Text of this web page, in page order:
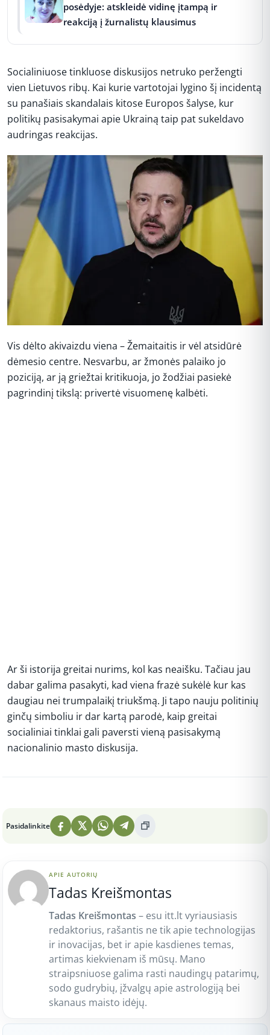
posėdyje: atskleidė vidinę įtampą ir
reakciją į žurnalistų klausimus
Socialiniuose tinkluose diskusijos netruko peržengti
vien Lietuvos ribų. Kai kurie vartotojai lygino šį incidentą
su panašiais skandalais kitose Europos šalyse, kur
politikų pasisakymai apie Ukrainą taip pat sukeldavo
audringas reakcijas.
Vis dėlto akivaizdu viena – Žemaitaitis ir vėl atsidūrė
dėmesio centre. Nesvarbu, ar žmonės palaiko jo
poziciją, ar ją griežtai kritikuoja, jo žodžiai pasiekė
pagrindinį tikslą: privertė visuomenę kalbėti.
Ar ši istorija greitai nurims, kol kas neaišku. Tačiau jau
dabar galima pasakyti, kad viena frazė sukėlė kur kas
daugiau nei trumpalaikį triukšmą. Ji tapo nauju politinių
ginčų simboliu ir dar kartą parodė, kaip greitai
socialiniai tinklai gali paversti vieną pasisakymą
nacionalinio masto diskusija.
Pasidalinkite
APIE AUTORIŲ
Tadas Kreišmontas
Tadas Kreišmontas – esu itt.lt vyriausiasis
redaktorius, rašantis ne tik apie technologijas
ir inovacijas, bet ir apie kasdienes temas,
artimas kiekvienam iš mūsų. Mano
straipsniuose galima rasti naudingų patarimų,
sodo gudrybių, įžvalgų apie astrologiją bei
skanaus maisto idėjų.